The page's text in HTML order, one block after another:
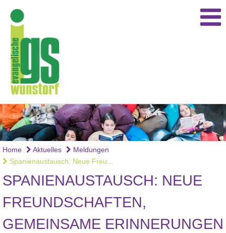
Home Aktuelles
Meldungen
Spanienaustausch: Neue Freu...
SPANIENAUSTAUSCH: NEUE
FREUNDSCHAFTEN,
GEMEINSAME ERINNERUNGEN